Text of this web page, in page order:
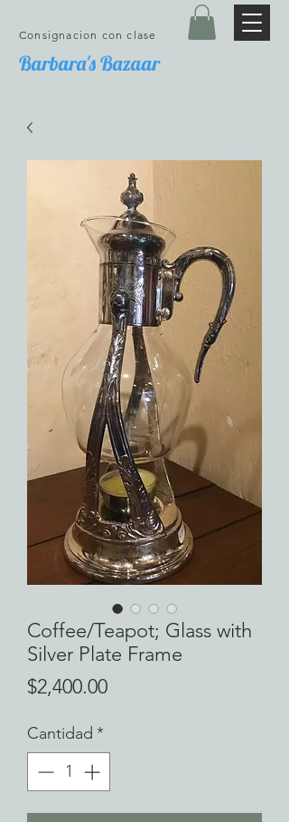
Barbara's Bazaar
Consignacion con clase
Coffee/Teapot; Glass with
Silver Plate Frame
$2,400.00Precio
Cantidad *